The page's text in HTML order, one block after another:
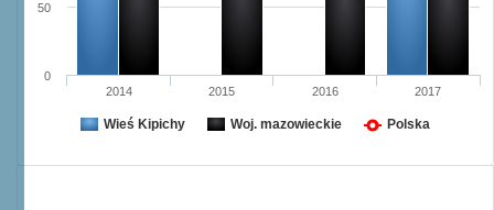
2014 2015 2016 2017
0
50
Wieś Kipichy Woj. mazowieckie Polska